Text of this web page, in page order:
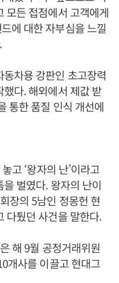
모든 접점에서 고객에게
에 대한 자부심을 느낄
차용 강판인 초고장력
다. 해외에서 제값 받
통한 품질 인식 개선에
고 ‘왕자의 난’이라고
벌였다. 왕자의 난이
장의 5남인 정몽헌 현
다퉜던 사건을 말한다.
해 9월 공정거래위원
개사를 이끌고 현대그